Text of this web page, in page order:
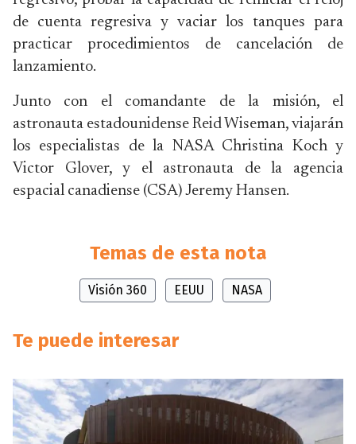
de cuenta regresiva y vaciar los tanques para
practicar procedimientos de cancelación de
lanzamiento.
Junto con el comandante de la misión, el
astronauta estadounidense Reid Wiseman, viajarán
los especialistas de la NASA Christina Koch y
Victor Glover, y el astronauta de la agencia
espacial canadiense (CSA) Jeremy Hansen.
Temas de esta nota
Visión 360 EEUU NASA
Te puede interesar